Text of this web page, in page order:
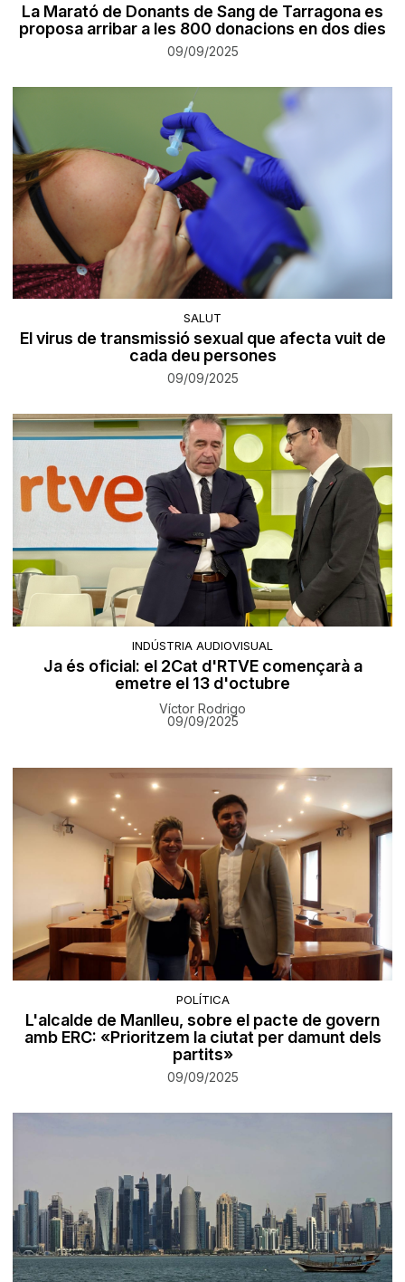
La Marató de Donants de Sang de Tarragona es
proposa arribar a les 800 donacions en dos dies
09/09/2025
SALUT
El virus de transmissió sexual que afecta vuit de
cada deu persones
09/09/2025
INDÚSTRIA AUDIOVISUAL
Ja és oficial: el 2Cat d'RTVE començarà a
emetre el 13 d'octubre
Víctor Rodrigo
09/09/2025
POLÍTICA
L'alcalde de Manlleu, sobre el pacte de govern
amb ERC: «Prioritzem la ciutat per damunt dels
partits»
09/09/2025